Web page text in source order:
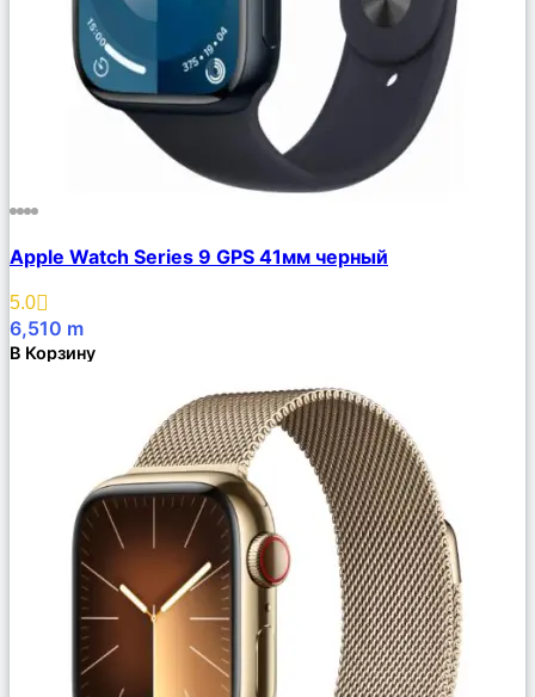
Описание
Избранное
Apple Watch Series 9 GPS 41мм черный
5.0
6,510 m
В Корзину